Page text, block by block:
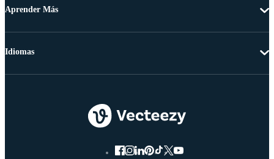
Aprender Más
Idiomas